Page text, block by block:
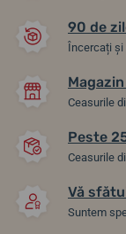
90 de
Încercați și
Ceasurile
Peste
Ceasurile
Vă
Suntem